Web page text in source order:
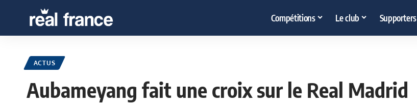
Compétitions Le club Supporters
ACTUS
Aubameyang fait une croix sur le Real Madrid